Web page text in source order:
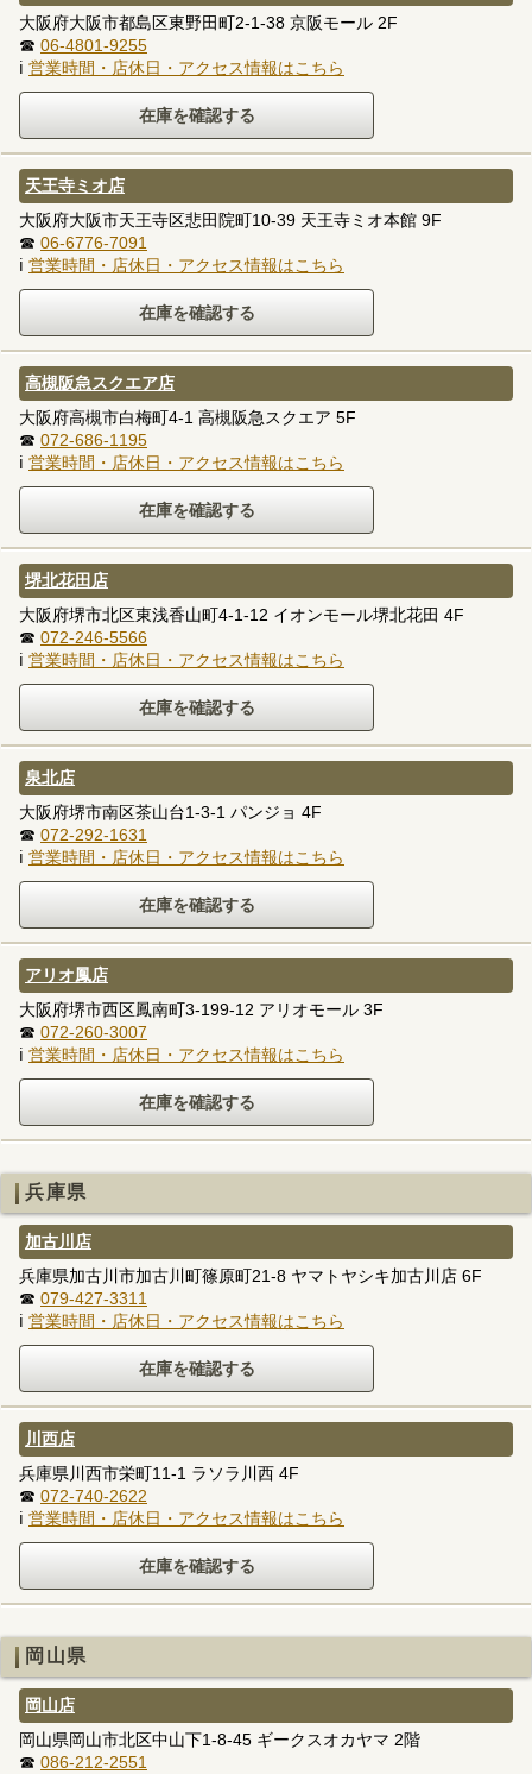
大阪府大阪市都島区東野田町2-1-38 京阪モール 2F
☎ 06-4801-9255
ℹ 営業時間・店休日・アクセス情報はこちら
天王寺ミオ店
大阪府大阪市天王寺区悲田院町10-39 天王寺ミオ本館 9F
☎ 06-6776-7091
ℹ 営業時間・店休日・アクセス情報はこちら
高槻阪急スクエア店
大阪府高槻市白梅町4-1 高槻阪急スクエア 5F
☎ 072-686-1195
ℹ 営業時間・店休日・アクセス情報はこちら
堺北花田店
大阪府堺市北区東浅香山町4-1-12 イオンモール堺北花田 4F
☎ 072-246-5566
ℹ 営業時間・店休日・アクセス情報はこちら
泉北店
大阪府堺市南区茶山台1-3-1 パンジョ 4F
☎ 072-292-1631
ℹ 営業時間・店休日・アクセス情報はこちら
アリオ鳳店
大阪府堺市西区鳳南町3-199-12 アリオモール 3F
☎ 072-260-3007
ℹ 営業時間・店休日・アクセス情報はこちら
兵庫県
加古川店
兵庫県加古川市加古川町篠原町21-8 ヤマトヤシキ加古川店 6F
☎ 079-427-3311
ℹ 営業時間・店休日・アクセス情報はこちら
川西店
兵庫県川西市栄町11-1 ラソラ川西 4F
☎ 072-740-2622
ℹ 営業時間・店休日・アクセス情報はこちら
岡山県
岡山店
岡山県岡山市北区中山下1-8-45 ギークスオカヤマ 2階
☎ 086-212-2551